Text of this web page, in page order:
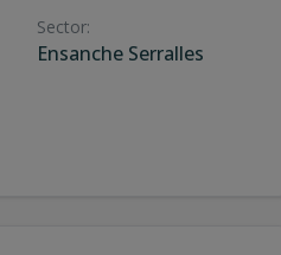
Sector:
Ensanche Serralles